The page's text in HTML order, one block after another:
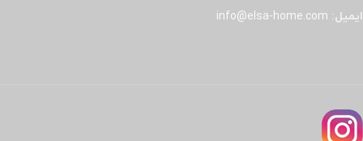
ایمیل: info@elsa-home.com